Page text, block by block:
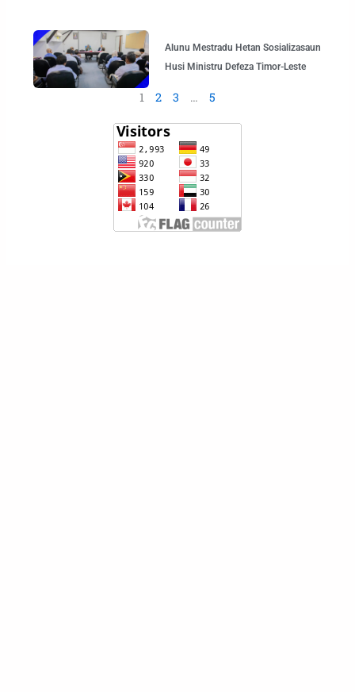
Alunu Mestradu Hetan Sosializasaun
Husi Ministru Defeza Timor-Leste
1 2 3 … 5